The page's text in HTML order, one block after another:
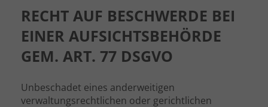
RECHT AUF BESCHWERDE BEI
EINER AUFSICHTSBEHÖRDE
GEM. ART. 77 DSGVO
Unbeschadet eines anderweitigen
verwaltungsrechtlichen oder gerichtlichen